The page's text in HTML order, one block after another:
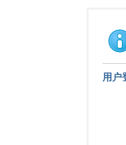
用户